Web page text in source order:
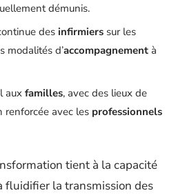
démunis.
des infirmiers sur les
modalités d’accompagnement à
aux familles, avec des lieux de
renforcée avec les professionnels
tient à la capacité
fluidifier la transmission des